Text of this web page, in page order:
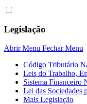
Legislação
Abrir Menu Fechar Menu
Código Tributário
Leis do Trabalho,
Sistema Financeiro
Lei das Sociedades
Mais Legislação